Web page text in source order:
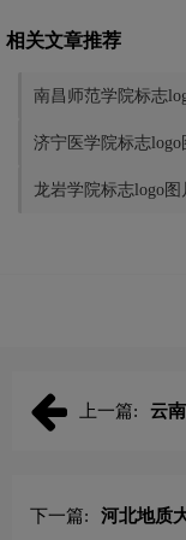
相关文章推荐
南昌师范学院标志
济宁医学院标志logo
龙岩学院标志logo图
上一篇: 云
下一篇: 河北地质